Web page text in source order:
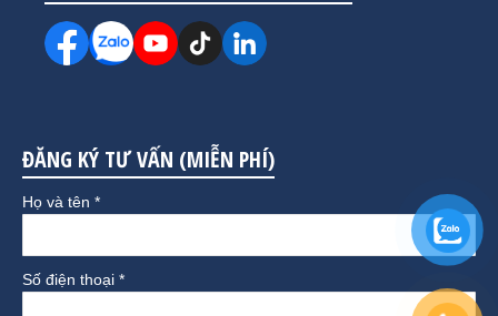
ĐĂNG KÝ TƯ VẤN (MIỄN PHÍ)
Họ và tên *
Số điện thoại *